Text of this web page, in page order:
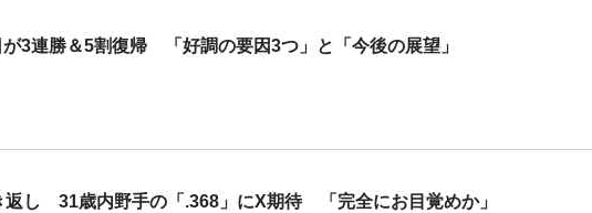
3連勝＆5割復帰 「好調の要因3つ」と「今後の展望」
し 31歳内野手の「.368」にX期待 「完全にお目覚めか」